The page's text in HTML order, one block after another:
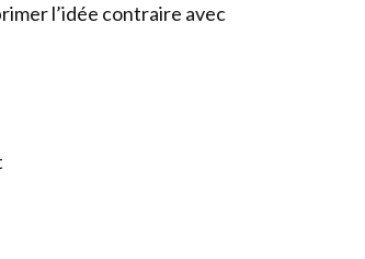
l’idée contraire avec